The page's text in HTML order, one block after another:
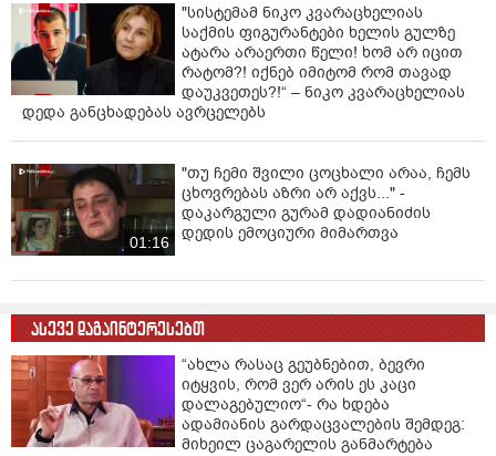
"სისტემამ ნიკო კვარაცხელიას
საქმის ფიგურანტები ხელის გულზე
ატარა არაერთი წელი! ხომ არ იცით
რატომ?! იქნებ იმიტომ რომ თავად
დაუკვეთეს?!“ – ნიკო კვარაცხელიას
დედა განცხადებას ავრცელებს
01:16
"თუ ჩემი შვილი ცოცხალი არაა, ჩემს
ცხოვრებას აზრი არ აქვს..." -
დაკარგული გურამ დადიანიძის
დედის ემოციური მიმართვა
ასევე დაგაინტერესებთ
“ახლა რასაც გეუბნებით, ბევრი
იტყვის, რომ ვერ არის ეს კაცი
დალაგებულიო“- რა ხდება
ადამიანის გარდაცვალების შემდეგ:
მიხეილ ცაგარელის განმარტება